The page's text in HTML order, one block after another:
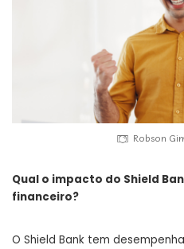
Robson
Qual o impacto do Shield
financeiro?
O Shield Bank tem